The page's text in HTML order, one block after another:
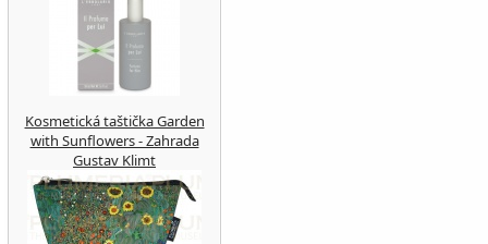
Kosmetická taštička Garden
with Sunflowers - Zahrada
Gustav Klimt